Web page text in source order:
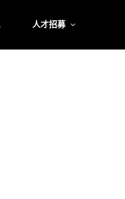
人才招募